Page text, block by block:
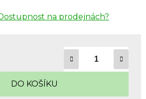
na prodejnách?
DO KOŠÍKU